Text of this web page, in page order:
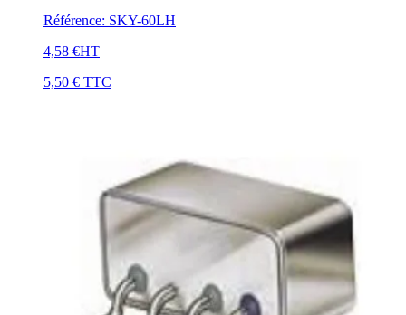
Référence: SKY-60LH
4,58 €HT
5,50 € TTC